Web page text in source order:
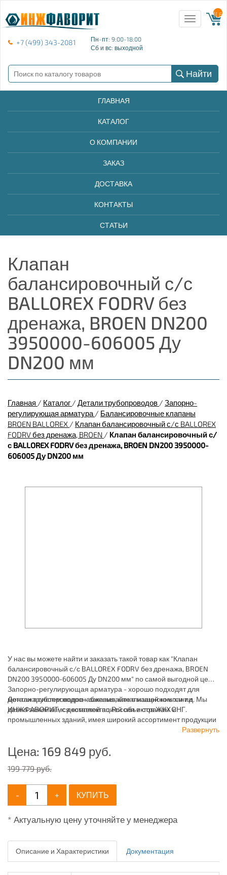
+7 (499) 343-2081
Пн-пт: 9:00-18:00
Сб и вс: выходной
Toggle
navigation
{{
Найти
ГЛАВНАЯ
КАТАЛОГ
О КОМПАНИИ
ЗАКАЗ
ДОСТАВКА
КОНТАКТЫ
СТАТЬИ
Клапан
балансировочный с/с
BALLOREX FODRV без
дренажа, BROEN DN200
3950000-606005 Ду
DN200 мм
Главная / Каталог / Детали трубопроводов / Запорно-
регулирующая арматура / Балансировочные клапаны
BROEN BALLOREX / Клапан балансировочный с/с BALLOREX
FODRV без дренажа, BROEN / Клапан балансировочный с/
с BALLOREX FODRV без дренажа, BROEN DN200 3950000-
606005 Ду DN200 мм
У нас вы можете найти и заказать такой товар как "Клапан
балансировочный с/с BALLOREX FODRV без дренажа, BROEN
DN200 3950000-606005 Ду DN200 мм" по самой выгодной цене.
Запорно-регулирующая арматура - хорошо подходят для
монтажа систем водоснабжения, канализационных и т.д. Мы
давно занимаемся комплектацией объектов ЖКХ и
промышленных зданий, имея широкий ассортимент продукции
для систем: отопления, водоснабжения, канализации и
Детали трубопроводов - заказывайте в нашей компании
ИНЖФАВОРИТ, с доставкой по России и странам СНГ.
Развернуть
Цена: 169 849 руб.
199 779 руб.
- + КУПИТЬ
* Актуальную цену уточняйте у менеджера
Описание и Характеристики Документация